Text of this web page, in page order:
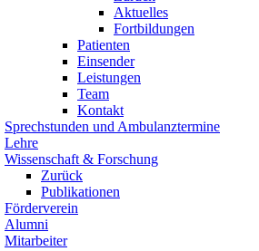
Aktuelles
Fortbildungen
Patienten
Einsender
Leistungen
Team
Kontakt
Sprechstunden und Ambulanztermine
Lehre
Wissenschaft & Forschung
Zurück
Publikationen
Förderverein
Alumni
Mitarbeiter